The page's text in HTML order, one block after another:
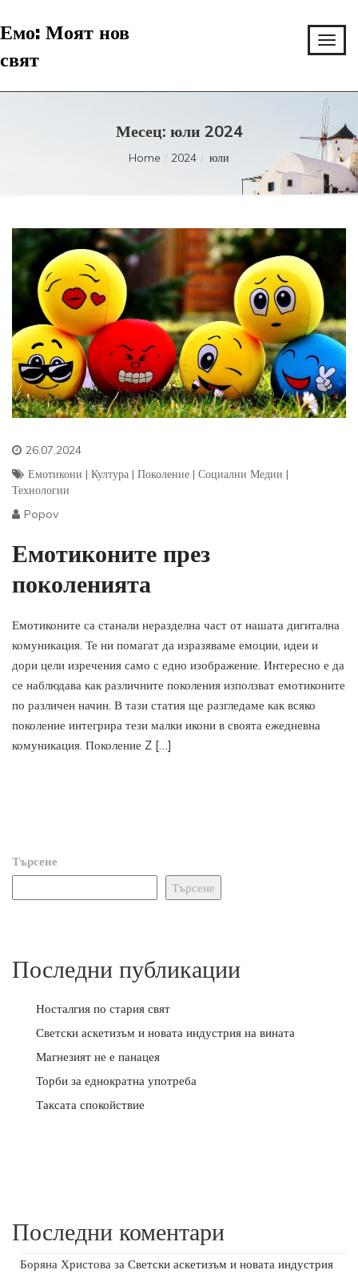
Емо: Моят нов
свят
Месец: юли 2024
Home 2024 юли
26.07.2024
Емотикони | Култура | Поколение | Социални Медии |
Технологии
Popov
Емотиконите през
поколенията
Емотиконите са станали неразделна част от нашата дигитална
комуникация. Те ни помагат да изразяваме емоции, идеи и
дори цели изречения само с едно изображение. Интересно е да
се наблюдава как различните поколения използват емотиконите
по различен начин. В тази статия ще разгледаме как всяко
поколение интегрира тези малки икони в своята ежедневна
комуникация. Поколение Z […]
Търсене
Търсене
Последни публикации
Носталгия по стария свят
Светски аскетизъм и новата индустрия на вината
Магнезият не е панацея
Торби за еднократна употреба
Таксата спокойствие
Последни коментари
Боряна Христова за Светски аскетизъм и новата индустрия